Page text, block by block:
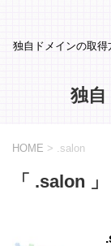
独自ドメインの取
独
HOME > .salon
「 .salon